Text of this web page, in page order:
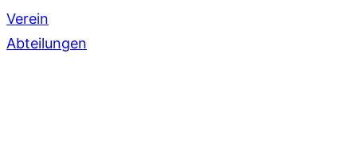
Verein
Abteilungen